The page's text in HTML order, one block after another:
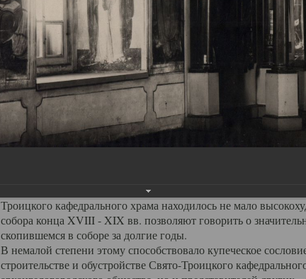
оставался самым высоким и значительным из городских
второе место, после гостиных дворов, в градостроительной
Один из самых больших и светлых соборов России
портового города с отраженными в ней архитектурными
архангелогородской школы церковного зодчества.
Масштабность, благолепие и богатство собора, вполне
заслуженно выделяя из многочисленных культовых
иконостас украшенный колоннами ионического стиля, с
царскими вратами, изящным фронтоном и множеством
собой поистине художественную ценность. В совокупности
шитьем, многочисленными предметами церковной утвари
неповторимый красочный ансамбль декоративного
поражающий воображение своих посетителей. В соборной
Троицкого кафедрального храма находилось не мало
собора конца XVIII - XIX вв. позволяют говорить о
скопившемся в соборе за долгие годы.
В немалой степени этому способствовало купеческое
строительстве и обустройстве Свято-Троицкого